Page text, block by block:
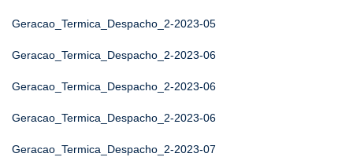
Geracao_Termica_Despacho_2-2023-05
Geracao_Termica_Despacho_2-2023-06
Geracao_Termica_Despacho_2-2023-06
Geracao_Termica_Despacho_2-2023-06
Geracao_Termica_Despacho_2-2023-07